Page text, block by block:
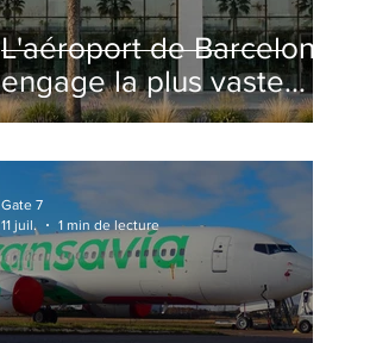
L'aéroport de Barcelone
engage la plus vaste
rénovation de son
ouverture
Gate 7
11 juil.
1 min de lecture